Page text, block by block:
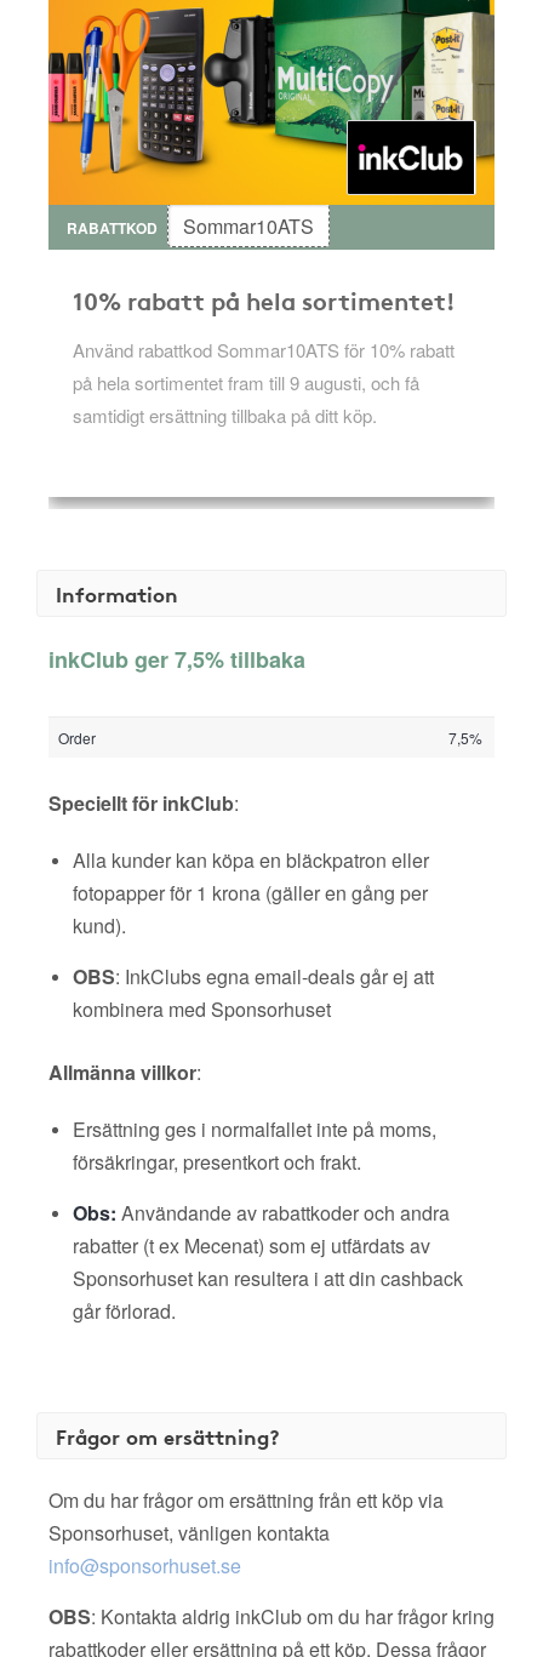
RABATTKOD Sommar10ATS
10% rabatt på hela sortimentet!
Använd rabattkod Sommar10ATS för 10% rabatt
på hela sortimentet fram till 9 augusti, och få
samtidigt ersättning tillbaka på ditt köp.
Information
inkClub ger 7,5% tillbaka
Order 7,5%
Speciellt för inkClub:
Alla kunder kan köpa en bläckpatron eller
fotopapper för 1 krona (gäller en gång per
kund).
OBS: InkClubs egna email-deals går ej att
kombinera med Sponsorhuset
Allmänna villkor:
Ersättning ges i normalfallet inte på moms,
försäkringar, presentkort och frakt.
Obs: Användande av rabattkoder och andra
rabatter (t ex Mecenat) som ej utfärdats av
Sponsorhuset kan resultera i att din cashback
går förlorad.
Frågor om ersättning?
Om du har frågor om ersättning från ett köp via
Sponsorhuset, vänligen kontakta
info@sponsorhuset.se
OBS: Kontakta aldrig inkClub om du har frågor kring
rabattkoder eller ersättning på ett köp. Dessa frågor